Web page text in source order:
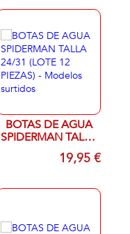
BOTAS DE AGUA
SPIDERMAN TALLA
24/31 (LOTE 12
PIEZAS) - Modelos
19,95 €